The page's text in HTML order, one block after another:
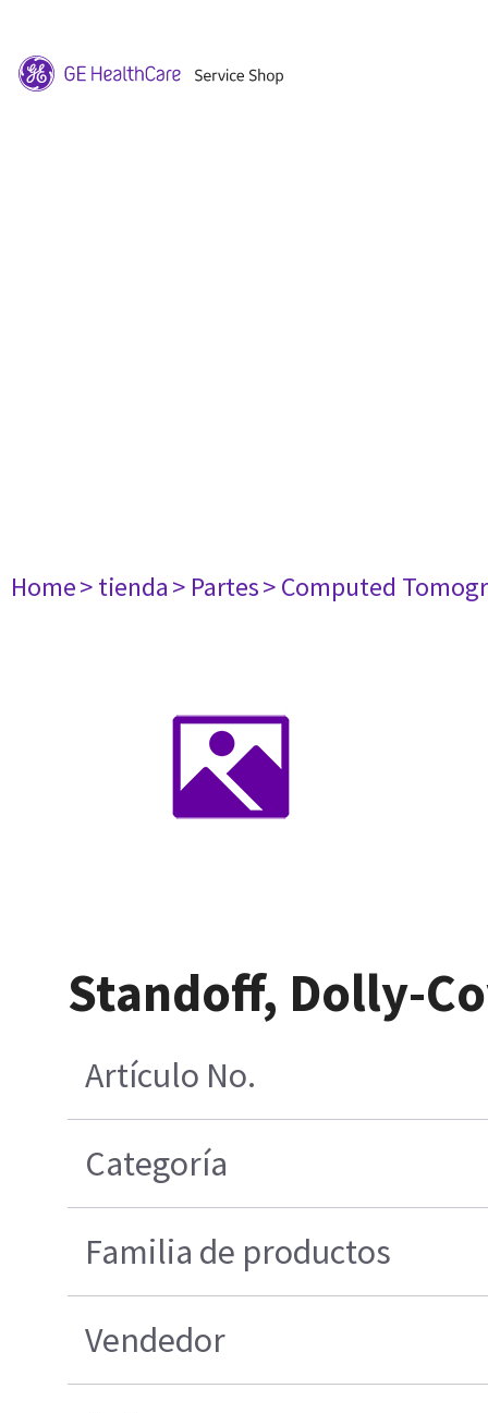
Home> tienda> Partes> Computed
Standoff, Dolly-
Artículo No.
Categoría
Familia de productos
Vendedor